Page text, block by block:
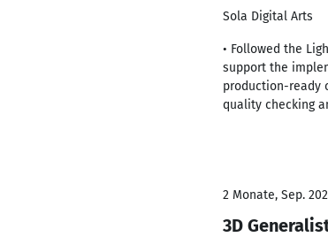
Sola Digital Arts
• Followed the
support the
production-ready
quality checking
2 Monate, Sep.
3D